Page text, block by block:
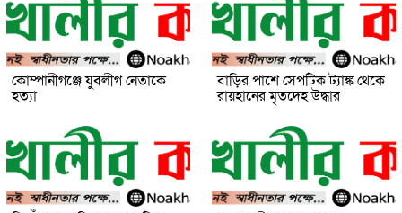
কোম্পানীগঞ্জে যুবলীগ নেতাকে
হত্যা
বাড়ির পাশে সেপটিক ট্যাঙ্ক থেকে
রায়হানের মৃতদেহ উদ্ধার